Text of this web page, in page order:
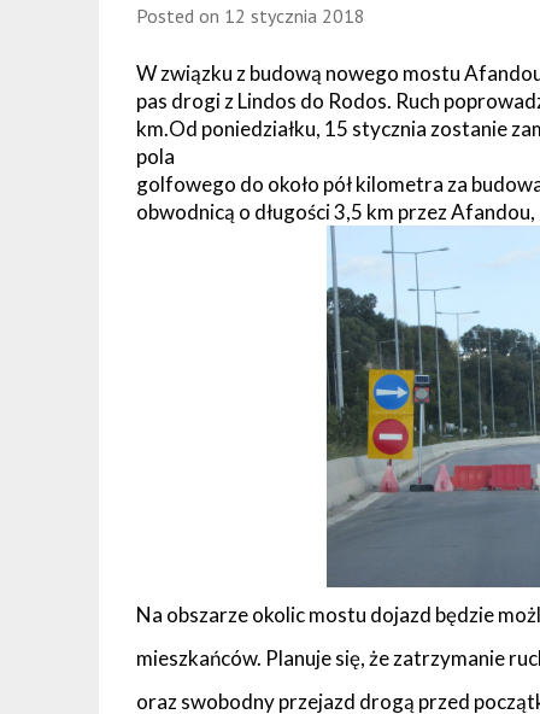
Posted on 12 stycznia 2018
W związku z budową nowego mostu
pas drogi z Lindos do Rodos. Ruch
km.Od poniedziałku, 15 stycznia zostanie
pola
golfowego do około pół kilometra za
obwodnicą o długości 3,5 km przez
Na obszarze okolic mostu dojazd będzie
mieszkańców. Planuje się, że zatrzymanie
oraz swobodny przejazd drogą przed